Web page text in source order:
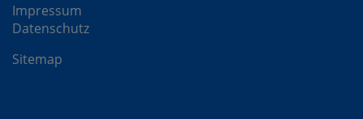
Impressum
Datenschutz
Sitemap